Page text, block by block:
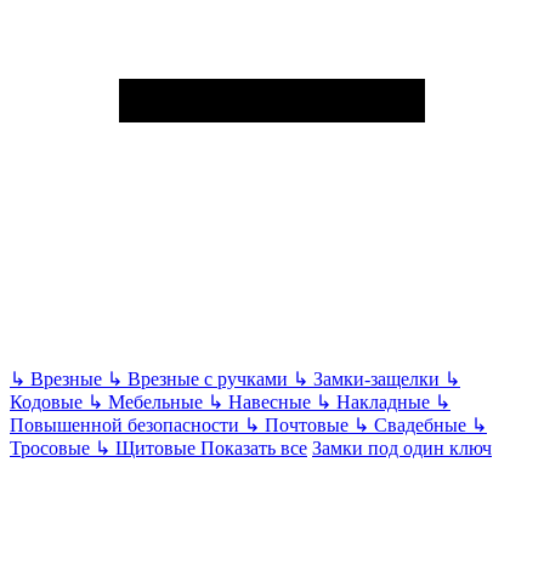
↳ Врезные ↳ Врезные с ручками ↳ Замки-защелки ↳
Кодовые ↳ Мебельные ↳ Навесные ↳ Накладные ↳
Повышенной безопасности ↳ Почтовые ↳ Свадебные ↳
Тросовые ↳ Щитовые Показать все Замки под один ключ